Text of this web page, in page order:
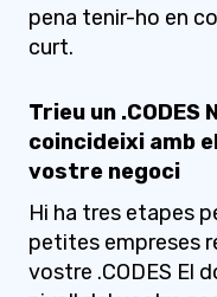
pena tenir-ho en
curt.
Trieu un .CODES
coincideixi amb
vostre negoci
Hi ha tres etapes
petites empreses
vostre .CODES El